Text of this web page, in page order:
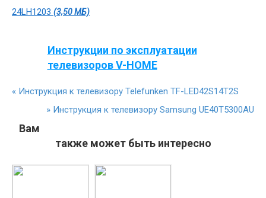
24LH1203 (3,50 МБ)
Инструкции по эксплуатации
телевизоров V-HOME
« Инструкция к телевизору Telefunken TF-LED42S14T2S
» Инструкция к телевизору Samsung UE40T5300AU
Вам
также может быть интересно